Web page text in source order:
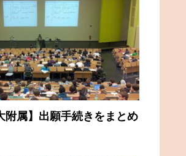
附属】出願手続きをまとめ